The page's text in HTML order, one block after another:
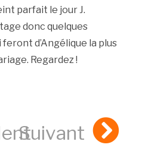
parfait le jour J.
donc quelques
d’Angélique la plus
Regardez !
Suivant